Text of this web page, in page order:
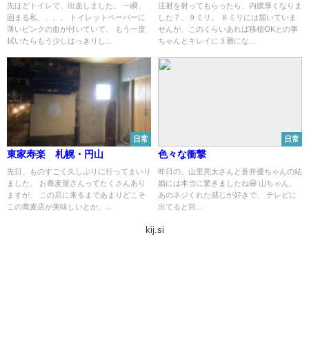
先ほどトイレで、出血しました。 一瞬、
固まる私、、、、 トイレットペーパーに
薄いピンクの血が付いていて、 もう一度
拭いたらもう少しはっきりし...
注射を射ってもらったら、内膜厚くなりま
した７、９ミリ。 ８ミリには届いていま
せんが、このくらいあれば移植OKとの事
ちゃんとキレイに３層にな...
日常
東家寿楽 札幌・円山
先日、ものすごく久しぶりに行ってまいり
ました。 お蕎麦屋さんってたくさんあり
ますが、 この店に来るまであまりどこそ
この蕎麦店が美味しいとか、...
日常
色々な衝撃
昨日の、山里亮太さんと蒼井優ちゃんの結
婚には本当に驚きましたね😆 山ちゃん、
あのネジくれた感じが好きで、 テレビに
出てると目...
kij.si